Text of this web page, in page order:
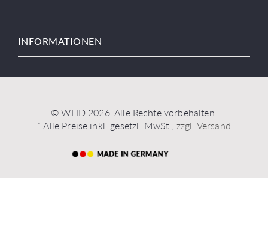
INFORMATIONEN
© WHD 2026. Alle Rechte vorbehalten.
* Alle Preise inkl. gesetzl. MwSt., zzgl. Versand